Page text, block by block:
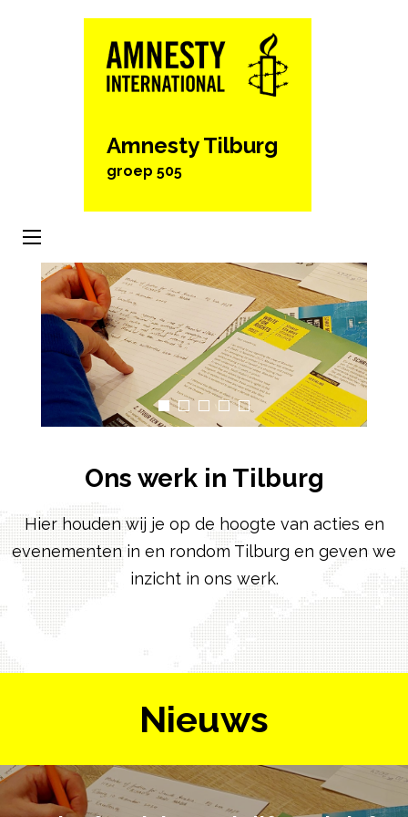
Amnesty Tilburg
groep 505
Ons werk in Tilburg
Hier houden wij je op de hoogte van acties en
evenementen in en rondom Tilburg en geven we
inzicht in ons werk.
Nieuws